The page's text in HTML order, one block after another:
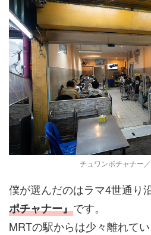
チュワンポチャナー
僕が選んだのはラマ4世通り
ポチャナー』です。
MRTの駅からは少々離れて